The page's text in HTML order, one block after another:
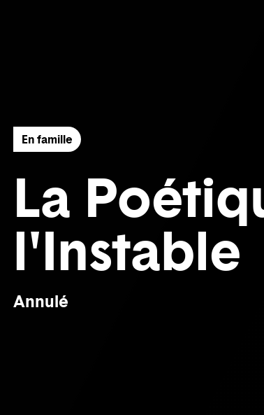
En famille
La
l'Instable
Annulé